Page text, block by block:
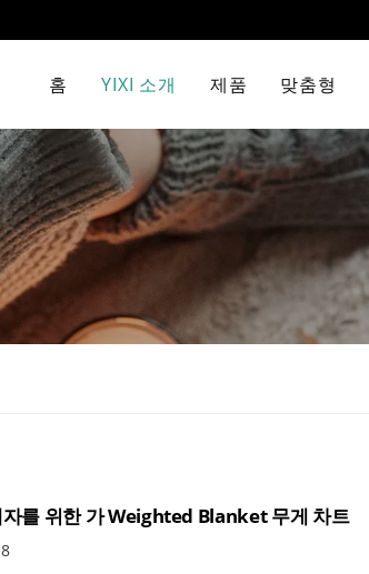
홈 YIXI 소개 제품 맞춤형
자를 위한 가 Weighted Blanket 무게 차트